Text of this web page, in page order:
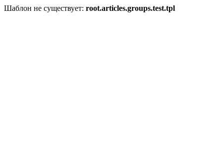
Шаблон не существует: root.articles.groups.test.tpl